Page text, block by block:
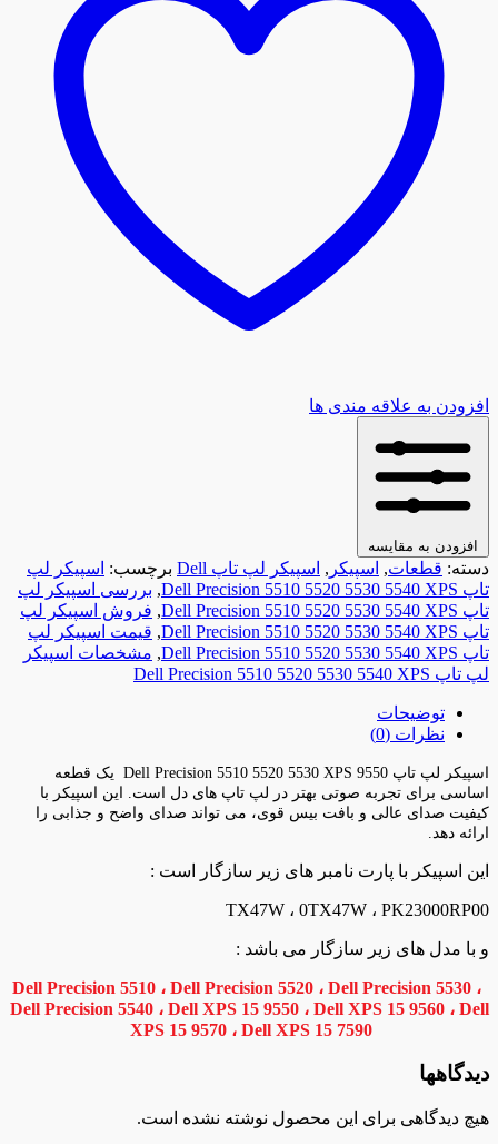
افزودن به علاقه مندی ها
افزودن به مقایسه
دسته: قطعات, اسپیکر , اسپیکر لپ تاپ Dell برچسب: اسپیکر لپ
تاپ Dell Precision 5510 5520 5530 5540 XPS
, بررسی اسپیکر لپ
تاپ Dell Precision 5510 5520 5530 5540 XPS
, فروش اسپیکر لپ
تاپ Dell Precision 5510 5520 5530 5540 XPS
, قیمت اسپیکر لپ
تاپ Dell Precision 5510 5520 5530 5540 XPS
, مشخصات اسپیکر
لپ تاپ Dell Precision 5510 5520 5530 5540 XPS
توضیحات
نظرات (0)
اسپیکر لپ تاپ Dell Precision 5510 5520 5530 XPS 9550 یک قطعه
اساسی برای تجربه صوتی بهتر در لپ تاپ های دل است. این اسپیکر با
کیفیت صدای عالی و بافت بیس قوی، می تواند صدای واضح و جذابی را
ارائه دهد.
این اسپیکر با پارت نامبر های زیر سازگار است :
TX47W ، 0TX47W ، PK23000RP00
و با مدل های زیر سازگار می باشد :
Dell Precision 5510 ، Dell Precision 5520 ، Dell Precision 5530 ،
Dell Precision 5540 ، Dell XPS 15 9550 ، Dell XPS 15 9560 ، Dell
XPS 15 9570 ، Dell XPS 15 7590
دیدگاهها
هیچ دیدگاهی برای این محصول نوشته نشده است.